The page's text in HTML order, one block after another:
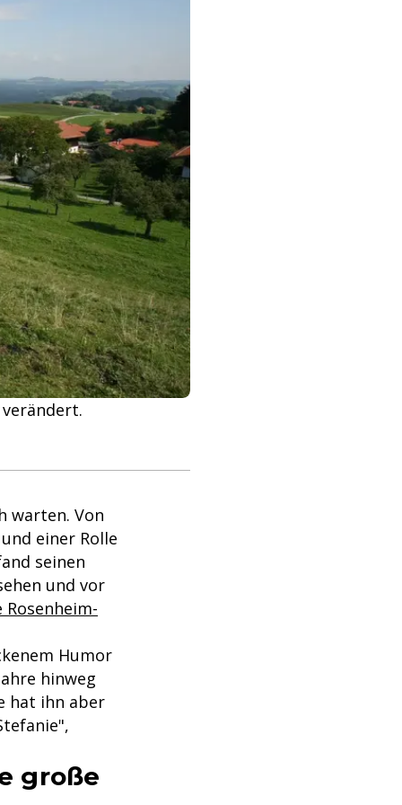
warten. Von
einer Rolle
seinen
und vor
Rosenheim-
Humor
hinweg
hat ihn aber
große